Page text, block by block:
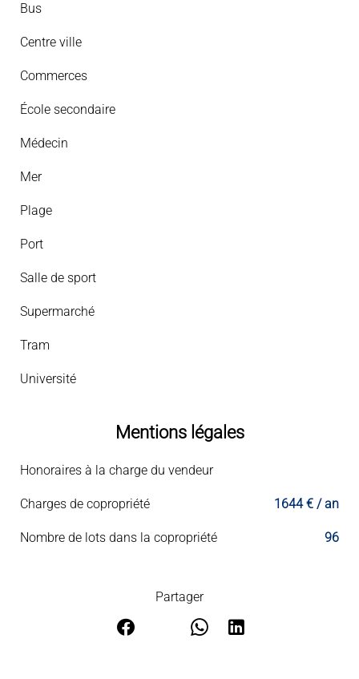
Bus
Centre ville
Commerces
École secondaire
Médecin
Mer
Plage
Port
Salle de sport
Supermarché
Tram
Université
Mentions légales
Honoraires à la charge du vendeur
Charges de copropriété 1644 € / an
Nombre de lots dans la copropriété 96
Partager